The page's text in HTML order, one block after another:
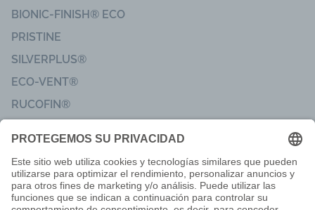
BIONIC-FINISH® ECO
PRISTINE
SILVERPLUS®
ECO-VENT®
RUCOFIN®
Aviso legal